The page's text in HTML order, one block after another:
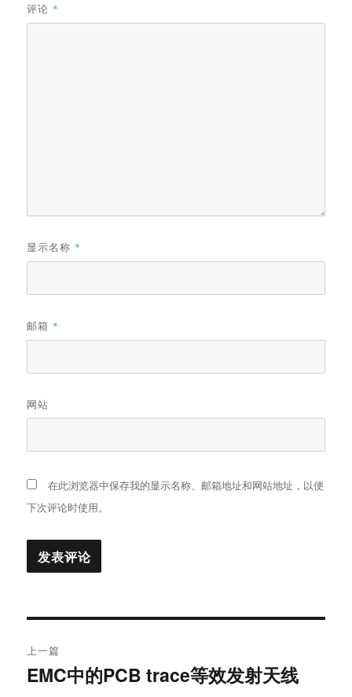
评论 *
显示名称 *
邮箱 *
网站
在此浏览器中保存我的显示名称、邮箱地址和网站地址，以便
下次评论时使用。
章
上一篇
上
EMC中的PCB trace等效发射天线